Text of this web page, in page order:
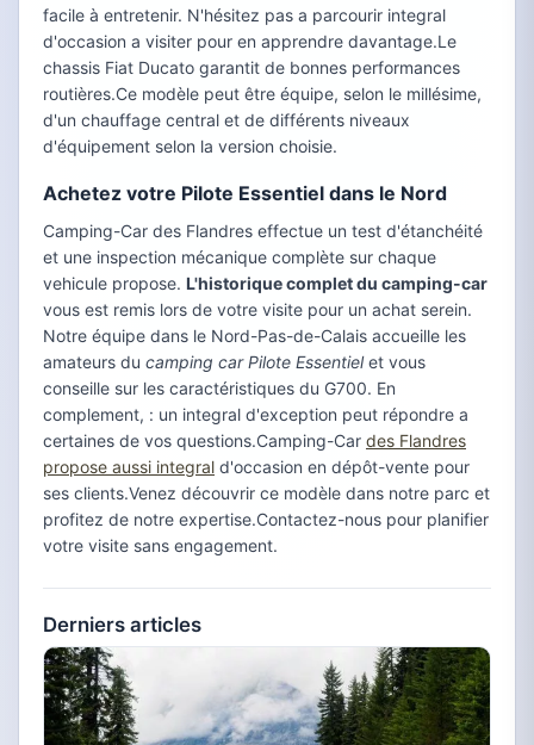
facile à entretenir. N'hésitez pas a parcourir integral
d'occasion a visiter pour en apprendre davantage.Le
chassis Fiat Ducato garantit de bonnes performances
routières.Ce modèle peut être équipe, selon le millésime,
d'un chauffage central et de différents niveaux
d'équipement selon la version choisie.
Achetez votre Pilote Essentiel dans le Nord
Camping-Car des Flandres effectue un test d'étanchéité
et une inspection mécanique complète sur chaque
vehicule propose. L'historique complet du camping-car
vous est remis lors de votre visite pour un achat serein.
Notre équipe dans le Nord-Pas-de-Calais accueille les
amateurs du camping car Pilote Essentielet vous
conseille sur les caractéristiques du G700. En
complement, : un integral d'exception peut répondre a
certaines de vos questions.Camping-Car des Flandres
propose aussi integral d'occasion en dépôt-vente pour
ses clients.Venez découvrir ce modèle dans notre parc et
profitez de notre expertise.Contactez-nous pour planifier
votre visite sans engagement.
Derniers articles